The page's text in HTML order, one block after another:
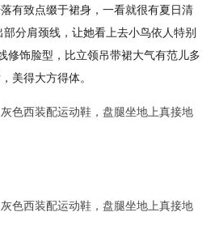
有致点缀于裙身，一看就很有夏日清
分肩颈线，让她看上去小鸟依人特别
修饰脸型，比立领吊带裙大气有范儿多
美得大方得体。